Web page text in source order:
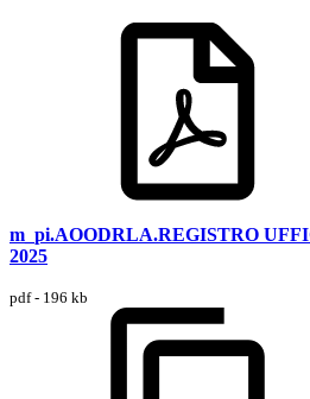
m_pi.AOODRLA.REGISTRO
2025
pdf - 196 kb